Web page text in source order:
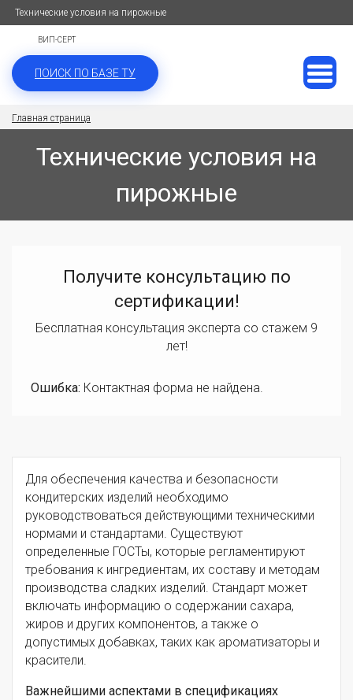
Технические условия на пирожные
ВИП-СЕРТ
ПОИСК ПО БАЗЕ ТУ
Главная страница
Технические условия на
пирожные
Получите консультацию по
сертификации!
Бесплатная консультация эксперта со стажем 9
лет!
Ошибка: Контактная форма не найдена.
Для обеспечения качества и безопасности
кондитерских изделий необходимо
руководствоваться действующими техническими
нормами и стандартами. Существуют
определенные ГОСТы, которые регламентируют
требования к ингредиентам, их составу и методам
производства сладких изделий. Стандарт может
включать информацию о содержании сахара,
жиров и других компонентов, а также о
допустимых добавках, таких как ароматизаторы и
красители.
Важнейшими аспектами в спецификациях